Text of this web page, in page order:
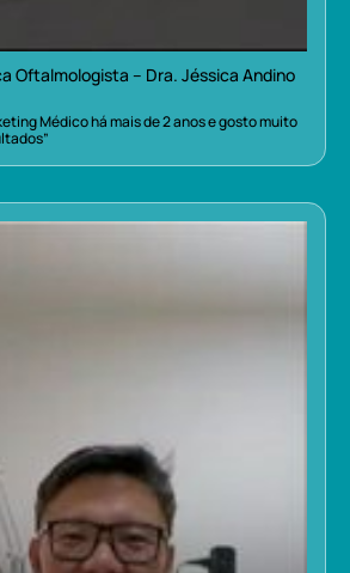
Oftalmologista – Dra. Jéssica Andino
Médico há mais de 2 anos e gosto muito